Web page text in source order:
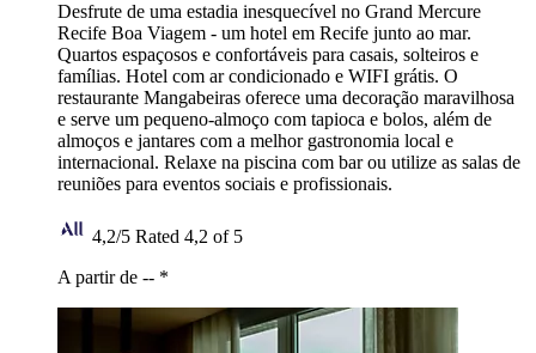
Desfrute de uma estadia inesquecível no Grand Mercure
Recife Boa Viagem - um hotel em Recife junto ao mar.
Quartos espaçosos e confortáveis para casais, solteiros e
famílias. Hotel com ar condicionado e WIFI grátis. O
restaurante Mangabeiras oferece uma decoração maravilhosa
e serve um pequeno-almoço com tapioca e bolos, além de
almoços e jantares com a melhor gastronomia local e
internacional. Relaxe na piscina com bar ou utilize as salas de
reuniões para eventos sociais e profissionais.
4,2/5 Rated 4,2 of 5
A partir de -- *